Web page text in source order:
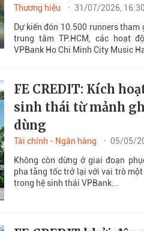
Thương hiệu
31/07/2026, 16:30
Dự kiến đón 10.500 runners
trung tâm TP.HCM, các hoạt
VPBank Ho Chi Minh City Music
FE CREDIT: Kích
sinh thái từ mảnh
dùng
Tài chính - Ngân hàng
05/05/
Không còn dừng ở giai đoạn
pha tăng tốc trở lại với vai trò
trong hệ sinh thái VPBank...